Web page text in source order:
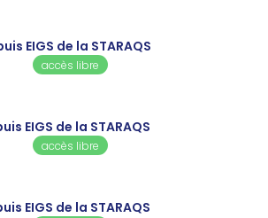
EIGS de la STARAQS
accès libre
EIGS de la STARAQS
accès libre
EIGS de la STARAQS